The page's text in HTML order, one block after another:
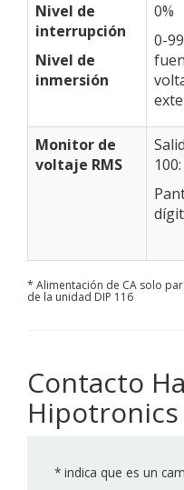
Nivel de
interrupción
Nivel de
inmersión
0%
0-
Monitor de
voltaje RMS
100:
* Alimentación de CA solo
de la unidad DIP 116
Contacto
Hipotronics
* indica que es un